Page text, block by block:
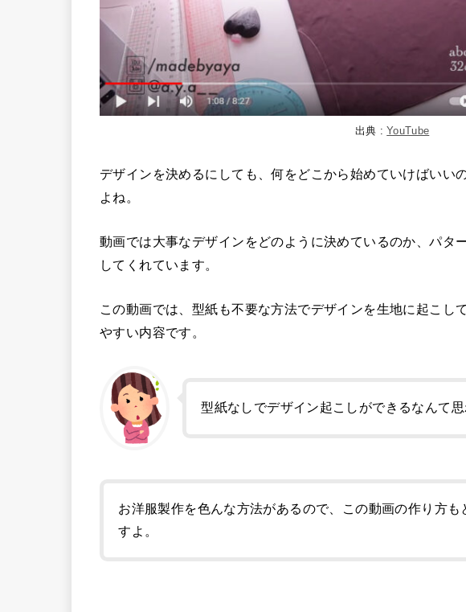
出典 :YouTube
デザインを決めるにしても、何をどこから始めていけばいい
よね。
動画では大事なデザインをどのように決めているのか、パタ
してくれています。
この動画では、型紙も不要な方法でデザインを生地に起こし
やすい内容です。
型紙なしでデザイン起こしができるなんて
お洋服製作を色んな方法があるので、この動画の作り方も
すよ。